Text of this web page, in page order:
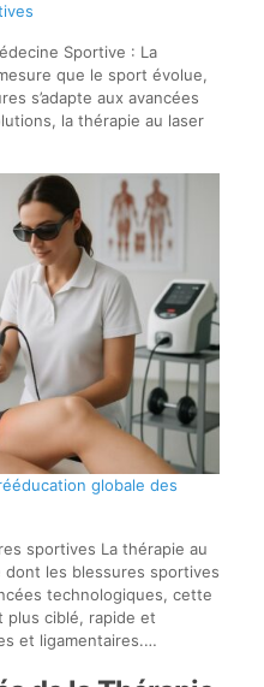
Sportive : La
que le sport évolue,
s’adapte aux avancées
la thérapie au laser
globale des
sportives La thérapie au
dont les blessures sportives
technologiques, cette
plus ciblé, rapide et
et ligamentaires.…